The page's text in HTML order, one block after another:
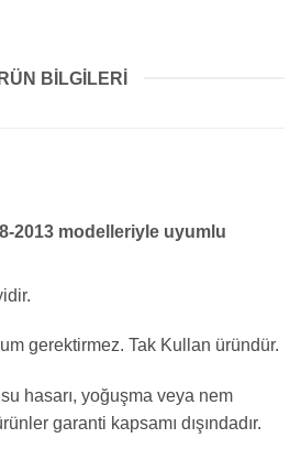
BILGILERI
2013 modelleriyle uyumlu
gerektirmez. Tak Kullan üründür.
hasarı, yoğuşma veya nem
garanti kapsamı dışındadır.